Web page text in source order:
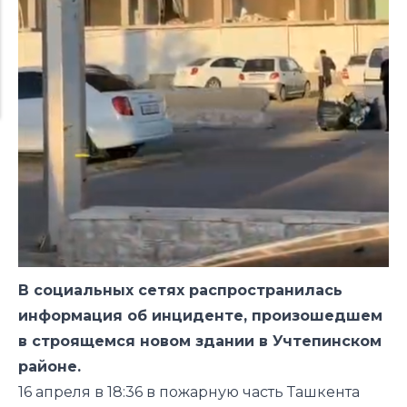
В социальных сетях распространилась
информация об инциденте, произошедшем
в строящемся новом здании в Учтепинском
районе.
16 апреля в 18:36 в пожарную часть Ташкента